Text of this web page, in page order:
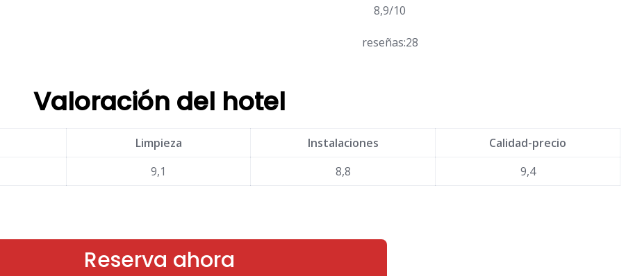
8,9/10
reseñas:28
Valoración del hotel
Limpieza Instalaciones
Calidad-precio
9,1 8,8 9,4
Reserva ahora